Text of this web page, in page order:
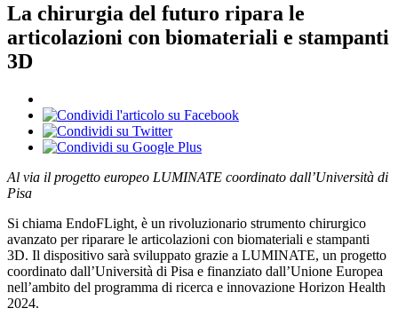
La chirurgia del futuro ripara le
articolazioni con biomateriali e stampanti
3D
Al via il progetto europeo LUMINATE coordinato dall’Università di
Pisa
Si chiama EndoFLight, è un rivoluzionario strumento chirurgico
avanzato per riparare le articolazioni con biomateriali e stampanti
3D. Il dispositivo sarà sviluppato grazie a LUMINATE, un progetto
coordinato dall’Università di Pisa e finanziato dall’Unione Europea
nell’ambito del programma di ricerca e innovazione Horizon Health
2024.